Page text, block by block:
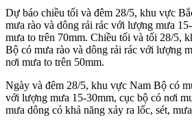
Dự báo chiều tối và đêm 28/5, khu vực
mưa rào và dông rải rác với lượng mưa
mưa to trên 70mm. Chiều tối và tối 28/5,
Bộ có mưa rào và dông rải rác với lượng
nơi mưa to trên 50mm.
Ngày và đêm 28/5, khu vực Nam Bộ có
với lượng mưa 15-30mm, cục bộ có nơi
mưa dông có khả năng xảy ra lốc, sét,